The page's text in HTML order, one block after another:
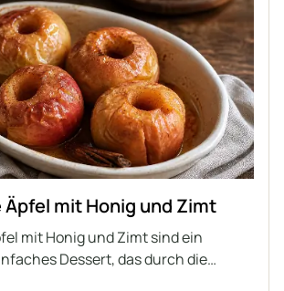
Äpfel mit Honig und Zimt
mit Honig und Zimt sind ein
Dessert, das durch die